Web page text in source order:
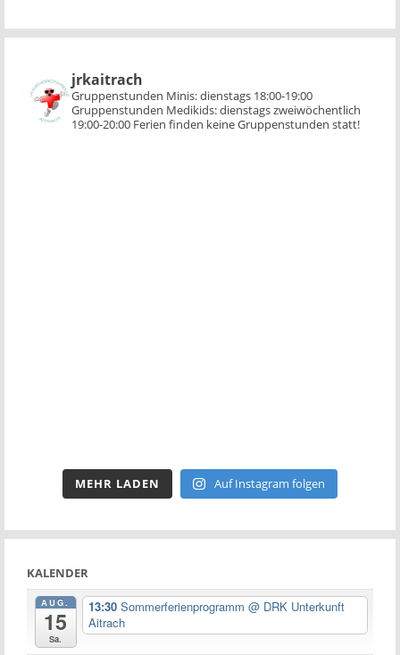
jrkaitrach
Gruppenstunden Minis:dienstags 18:00-19:00
Gruppenstunden Medikids:dienstags zweiwöchentlich
19:00-20:00 Ferien finden keine Gruppenstunden statt!
MEHR LADEN Auf Instagram folgen
KALENDER
AUG.
15
Sa.
13:30 Sommerferienprogramm @ DRK Unterkunft
Aitrach